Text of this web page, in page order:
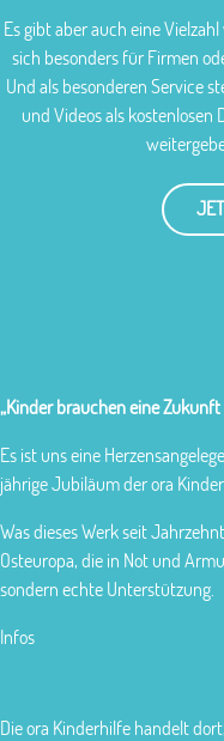
Es gibt aber auch eine
sich besonders für Firmen
Und als besonderen Service
und Videos als
„Kinder brauchen eine
Es ist uns eine
jährige Jubiläum der ora
Was dieses Werk seit
Osteuropa, die in Not und
sondern echte Unterstützung.
Infos
Die ora Kinderhilfe handelt